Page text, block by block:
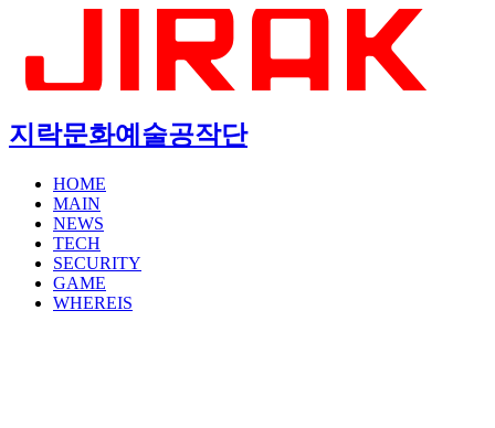
지락문화예술공작단
HOME
MAIN
NEWS
TECH
SECURITY
GAME
WHEREIS